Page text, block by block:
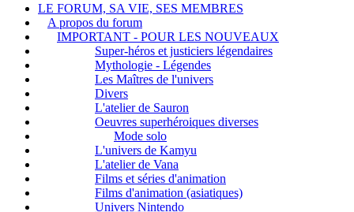
LE FORUM, SA VIE, SES MEMBRES
A propos du forum
IMPORTANT - POUR LES NOUVEAUX
Super-héros et justiciers légendaires
Mythologie - Légendes
Les Maîtres de l'univers
Divers
L'atelier de Sauron
Oeuvres superhéroiques diverses
Mode solo
L'univers de Kamyu
L'atelier de Vana
Films et séries d'animation
Films d'animation (asiatiques)
Univers Nintendo